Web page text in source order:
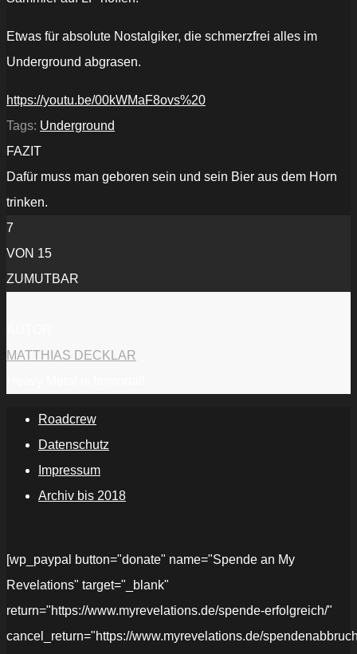
Etwas für absolute Nostalgiker, die schmerzfrei alles im
Underground abgrasen.
https://youtu.be/00kWMaF8ovs%20
Tags: Underground
FAZIT
Dafür muss man geboren sein und sein Bier aus dem Horn
trinken.
7
VON 15
ZUMUTBAR
MATTHIAS DECKLAR
Roadcrew
Datenschutz
Impressum
Archiv bis 2018
[wp_paypal button="donate" name="Spende an My
Revelations" target="_blank"
return="https://www.myrevelations.de/spende-erfolgreich/"
cancel_return="https://www.myrevelations.de/